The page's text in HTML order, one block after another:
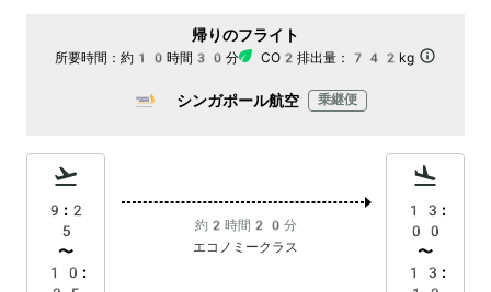
帰りのフライト
所要時間： 約10時間30分 CO2排出量： 742kg
シンガポール航空 乗継便
9:2
5
〜
10:
約2時間20分
エコノミークラス
13:
00
〜
13: